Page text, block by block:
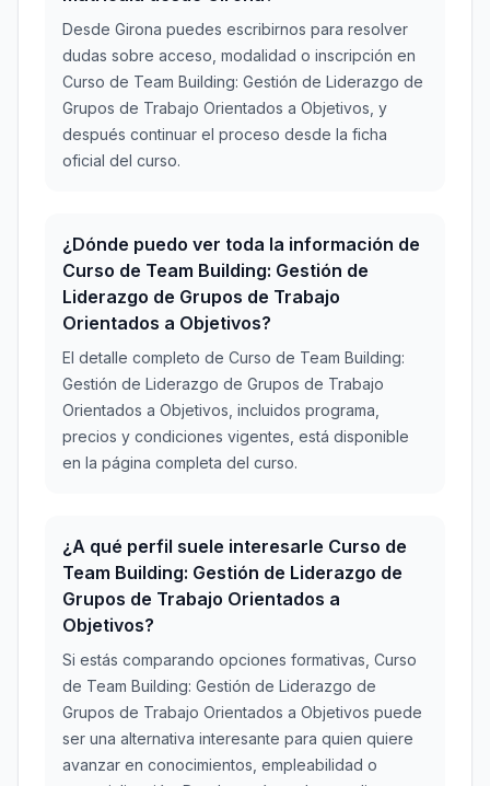
Desde Girona puedes escribirnos para resolver
dudas sobre acceso, modalidad o inscripción en
Curso de Team Building: Gestión de Liderazgo de
Grupos de Trabajo Orientados a Objetivos, y
después continuar el proceso desde la ficha
oficial del curso.
¿Dónde puedo ver toda la información de
Curso de Team Building: Gestión de
Liderazgo de Grupos de Trabajo
Orientados a Objetivos?
El detalle completo de Curso de Team Building:
Gestión de Liderazgo de Grupos de Trabajo
Orientados a Objetivos, incluidos programa,
precios y condiciones vigentes, está disponible
en la página completa del curso.
¿A qué perfil suele interesarle Curso de
Team Building: Gestión de Liderazgo de
Grupos de Trabajo Orientados a
Objetivos?
Si estás comparando opciones formativas, Curso
de Team Building: Gestión de Liderazgo de
Grupos de Trabajo Orientados a Objetivos puede
ser una alternativa interesante para quien quiere
avanzar en conocimientos, empleabilidad o